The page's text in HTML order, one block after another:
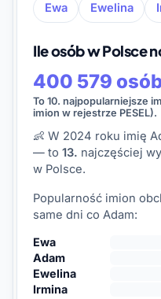
Ewa Ewelina
Ile osób w Polsce
400 579
To 10. najpopularniejsze
imion w rejestrze PESEL).
👶 W 2024 roku imię
— to 13. najczęściej
w Polsce.
Popularność imion
same dni co Adam:
Ewa
Adam
Ewelina
Irmina